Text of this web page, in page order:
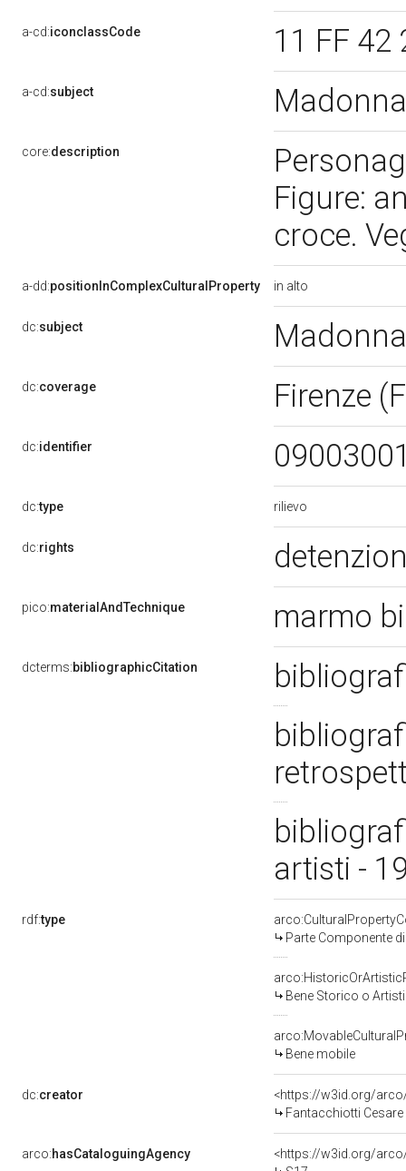
a-cd:iconclassCode 11 FF 42
a-cd:subject
core:description
Figure:
croce.
a-dd:positionInComplexCulturalProperty in alto
dc:subject
dc:coverage Firenze
dc:identifier
dc:type rilievo
dc:rights
pico:materialAndTechnique marmo
dcterms:bibliographicCitation
artisti -
rdf:type
Parte Componente
Bene Storico o
Bene mobile
dc:creator
<https://w3id.org/
Fantacchiotti
arco:hasCataloguingAgency
<https://w3id.org/